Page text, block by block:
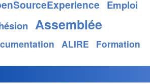
Emploi
Assemblée
ALIRE Formation